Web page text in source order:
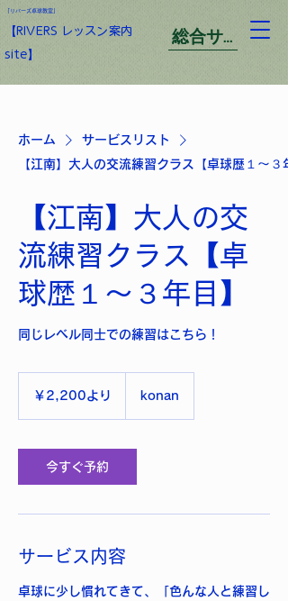
総合サイト
【​RIVERS レッスン案内
site】
「​リバーズ卓球教室」
ホーム
サービスリスト
【江南】大人の交流練習クラス【卓球歴１〜３
【江南】大人の交
流練習クラス【卓
球歴１〜３年目】
同じレベル同士での練習はこちら！
￥2,200より konan
今すぐ予約
サービス内容
卓球に少し慣れてきて、「色んな人と練習し